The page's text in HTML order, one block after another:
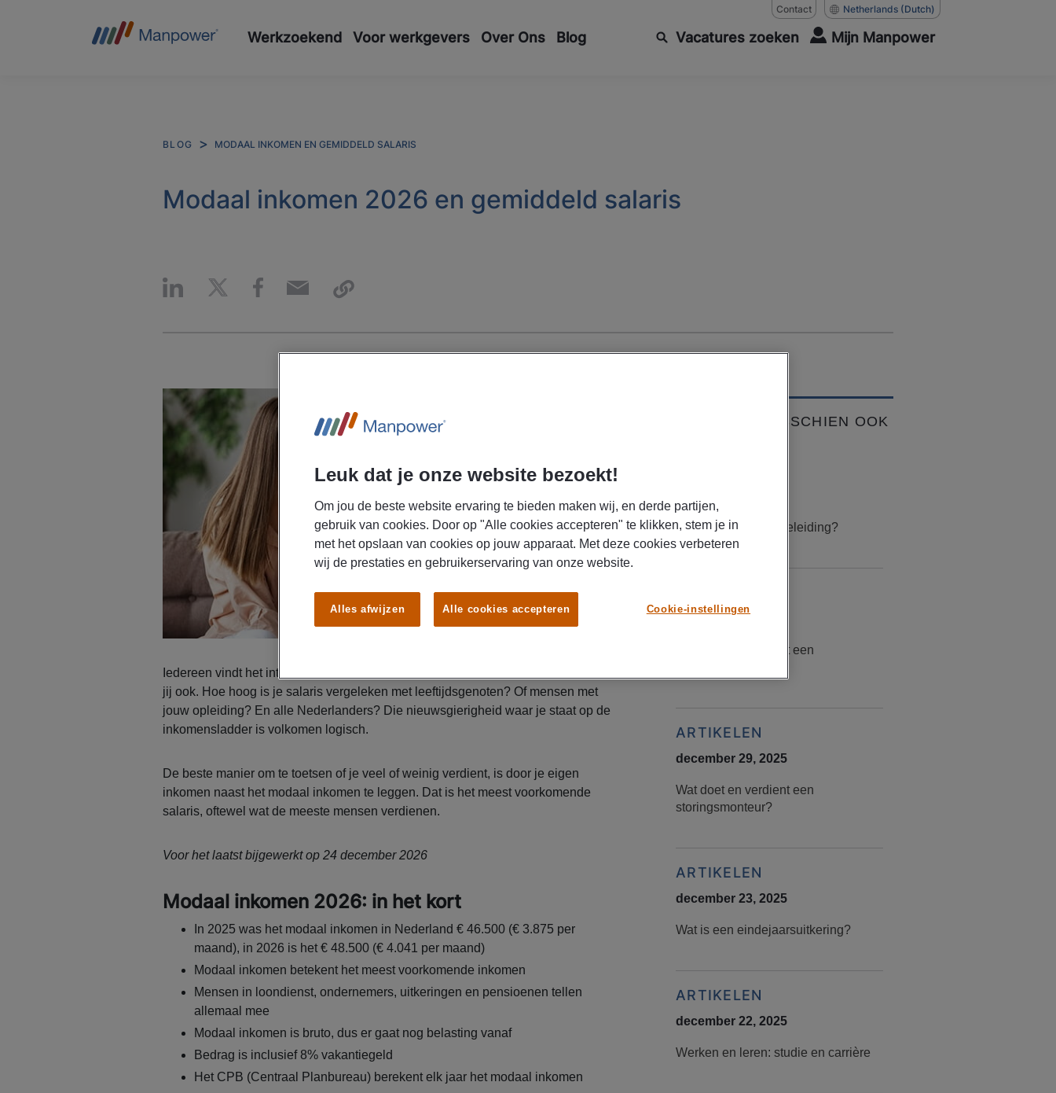
Contact Netherlands (Dutch)
Werkzoekend Voor werkgevers Over Ons Blog Vacatures zoeken Mijn Manpower
BLOG MODAAL INKOMEN EN GEMIDDELD SALARIS
Modaal inkomen 2026 en gemiddeld salaris
Iedereen vindt het interessant om te weten wat anderen verdienen. Geef maar toe,
jij ook. Hoe hoog is je salaris vergeleken met leeftijdsgenoten? Of mensen met
jouw opleiding? En alle Nederlanders? Die nieuwsgierigheid waar je staat op de
inkomensladder is volkomen logisch.
De beste manier om te toetsen of je veel of weinig verdient, is door je eigen
inkomen naast het modaal inkomen te leggen. Dat is het meest voorkomende
salaris, oftewel wat de meeste mensen verdienen.
Voor het laatst bijgewerkt op 24 december 2026
Modaal inkomen 2026: in het kort
In 2025 was het modaal inkomen in Nederland € 46.500 (€ 3.875 per
maand), in 2026 is het € 48.500 (€ 4.041 per maand)
Modaal inkomen betekent het meest voorkomende inkomen
Mensen in loondienst, ondernemers, uitkeringen en pensioenen tellen
allemaal mee
Modaal inkomen is bruto, dus er gaat nog belasting vanaf
Bedrag is inclusief 8% vakantiegeld
Het CPB (Centraal Planbureau) berekent elk jaar het modaal inkomen
DIT VIND JE MISSCHIEN OOK
Wat is loopbaanbegeleiding?
december 30, 2025
Wat doet en verdient een
ARTIKELEN
december 29, 2025
Wat doet en verdient een
storingsmonteur?
ARTIKELEN
december 23, 2025
Wat is een eindejaarsuitkering?
ARTIKELEN
december 22, 2025
Werken en leren: studie en carrière
Leuk dat je onze website bezoekt!
Om jou de beste website ervaring te bieden maken wij, en derde partijen,
gebruik van cookies. Door op "Alle cookies accepteren" te klikken, stem je in
met het opslaan van cookies op jouw apparaat. Met deze cookies verbeteren
wij de prestaties en gebruikerservaring van onze website.
Cookie-instellingen
Alles afwijzen Alle cookies accepteren